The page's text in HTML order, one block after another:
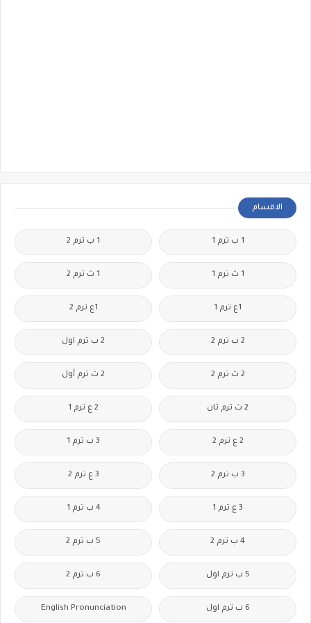
الاقسام
1 ب ترم 1 1 ب ترم 2
1 ث ترم 1 1 ث ترم 2
1ع ترم 1 1ع ترم 2
2 ب ترم 2 2 ب ترم اول
2 ث ترم 2 2 ث ترم أول
2 ث ترم ثان 2 ع ترم 1
2 ع ترم 2 3 ب ترم 1
3 ب ترم 2 3 ع ترم 2
3 ع ترم 1 4 ب ترم 1
4 ب ترم 2 5 ب ترم 2
5 ب ترم اول 6 ب ترم 2
6 ب ترم اول English Pronunciation